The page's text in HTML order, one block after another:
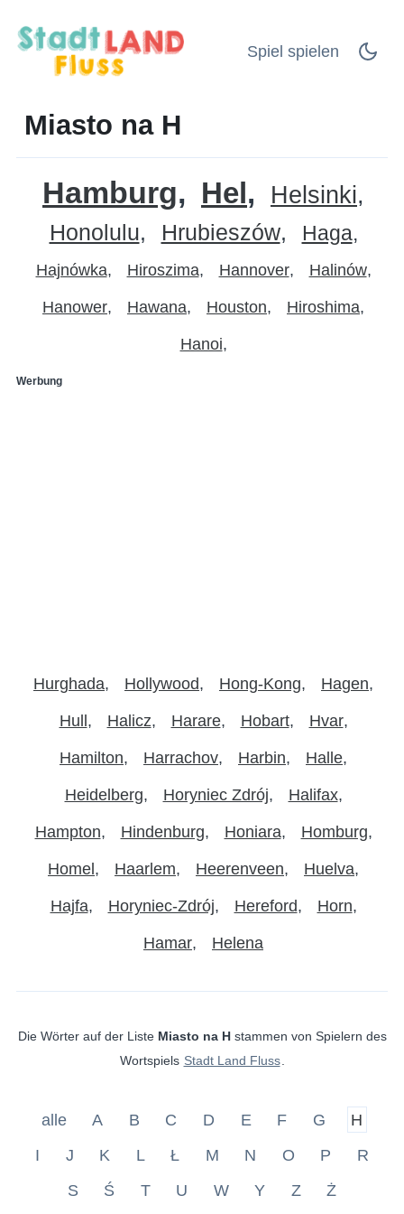
Spiel spielen
Miasto na H
Hamburg Hel Helsinki
Honolulu Hrubieszów Haga
Hajnówka Hiroszima Hannover Halinów
Hanower Hawana Houston Hiroshima
Hanoi
Werbung
Hurghada Hollywood Hong-Kong Hagen
Hull Halicz Harare Hobart Hvar
Hamilton Harrachov Harbin Halle
Heidelberg Horyniec Zdrój Halifax
Hampton Hindenburg Honiara Homburg
Homel Haarlem Heerenveen Huelva
Hajfa Horyniec-Zdrój Hereford Horn
Hamar Helena
Die Wörter auf der Liste Miasto na Hstammen von Spielern des
Wortspiels Stadt Land Fluss
alle A B C D E F G
H
I
J K L Ł M N O P
R
S
Ś T U W Y Z Ż